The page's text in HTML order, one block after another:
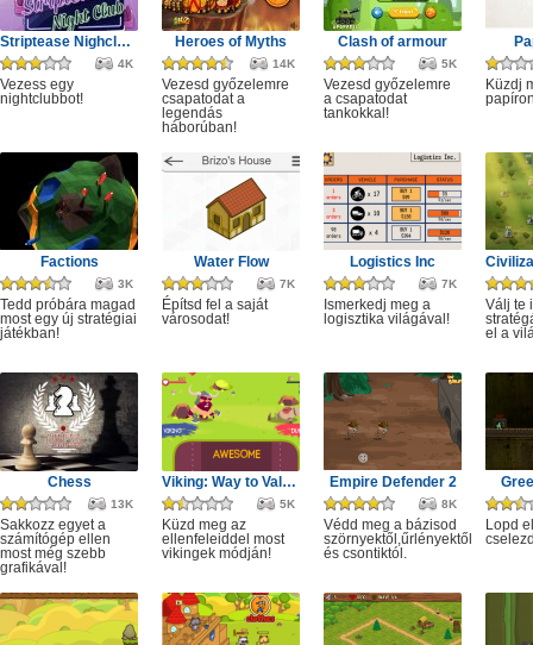
Striptease Nighclub Manager
4K
Vezess egy
nightclubbot!
Heroes of Myths
14K
Vezesd győzelemre
csapatodat a
legendás
háborúban!
Clash of armour
5K
Vezesd győzelemre
a csapatodat
tankokkal!
Küzdj
Factions
3K
Tedd próbára magad
most egy új stratégiai
játékban!
Water Flow
7K
Építsd fel a saját
városodat!
Logistics Inc
7K
Ismerkedj meg a
logisztika világával!
Válj te
el a
Chess
13K
Sakkozz egyet a
számítógép ellen
most még szebb
grafikával!
Viking: Way to Valhalla
5K
Küzd meg az
ellenfeleiddel most
vikingek módján!
Empire Defender 2
8K
Védd meg a bázisod
szörnyektől,űrlényektől
és csontiktól.
Lopd